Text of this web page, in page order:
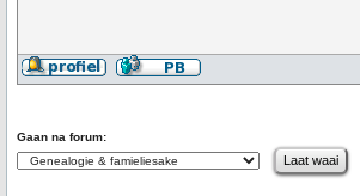
Gaan na forum: